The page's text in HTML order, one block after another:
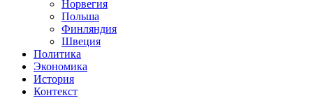
Норвегия
Польша
Финляндия
Швеция
Политика
Экономика
История
Контекст